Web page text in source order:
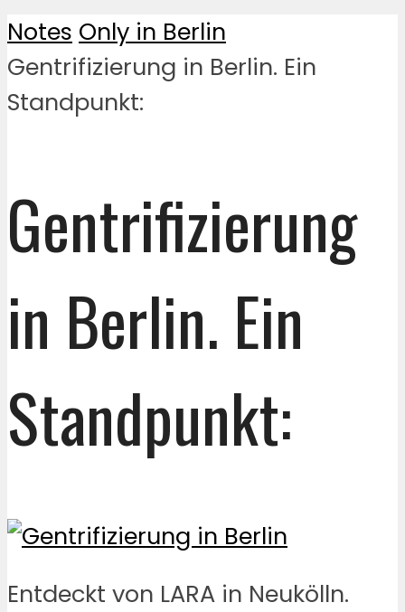
Notes Only in Berlin
Gentrifizierung in Berlin. Ein
Standpunkt:
Gentrifizierung
in Berlin. Ein
Standpunkt:
Entdeckt von LARA in Neukölln.